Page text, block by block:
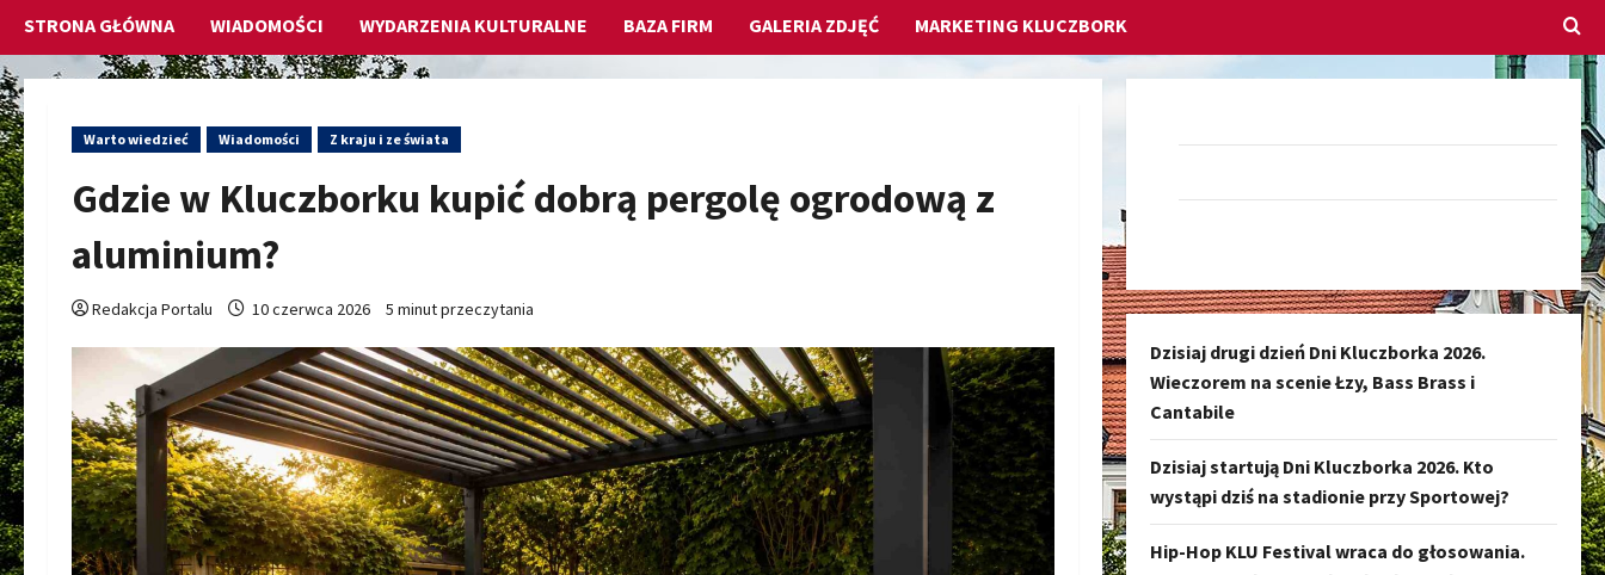
STRONA GŁÓWNA WIADOMOŚCI WYDARZENIA KULTURALNE BAZA FIRM GALERIA ZDJĘĆ MARKETING KLUCZBORK
Warto wiedzieć Wiadomości Z kraju i ze świata
Gdzie w Kluczborku kupić dobrą pergolę ogrodową z
aluminium?
Redakcja Portalu 10 czerwca 2026 5 minut przeczytania
Dzisiaj drugi dzień Dni Kluczborka 2026.
Wieczorem na scenie Łzy, Bass Brass i
Cantabile
Dzisiaj startują Dni Kluczborka 2026. Kto
wystąpi dziś na stadionie przy Sportowej?
Hip-Hop KLU Festival wraca do głosowania.